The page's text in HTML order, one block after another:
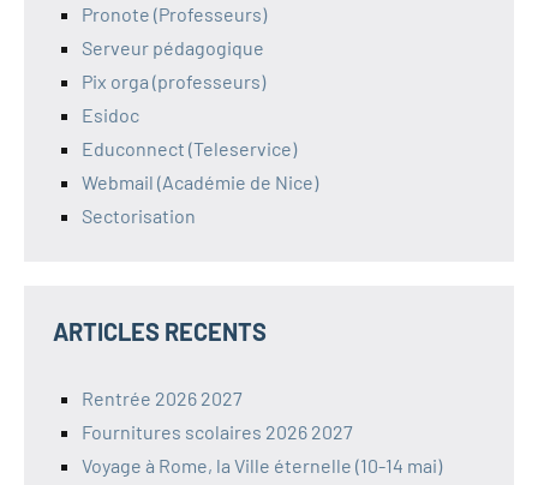
Pronote (Professeurs)
Serveur pédagogique
Pix orga (professeurs)
Esidoc
Educonnect (Teleservice)
Webmail (Académie de Nice)
Sectorisation
ARTICLES RECENTS
Rentrée 2026 2027
Fournitures scolaires 2026 2027
Voyage à Rome, la Ville éternelle (10-14 mai)